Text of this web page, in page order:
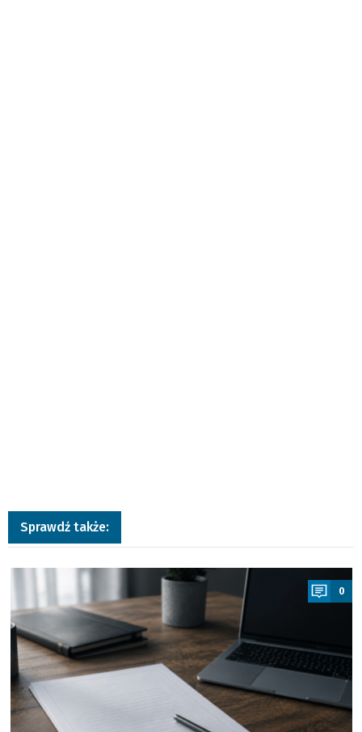
Sprawdź także:
a
0